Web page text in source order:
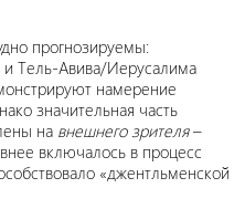
прогнозируемы:
и Тель-Авива/Иерусалима
намерение
значительная часть
на внешнего зрителя–
включалось в процесс
«джентльменской